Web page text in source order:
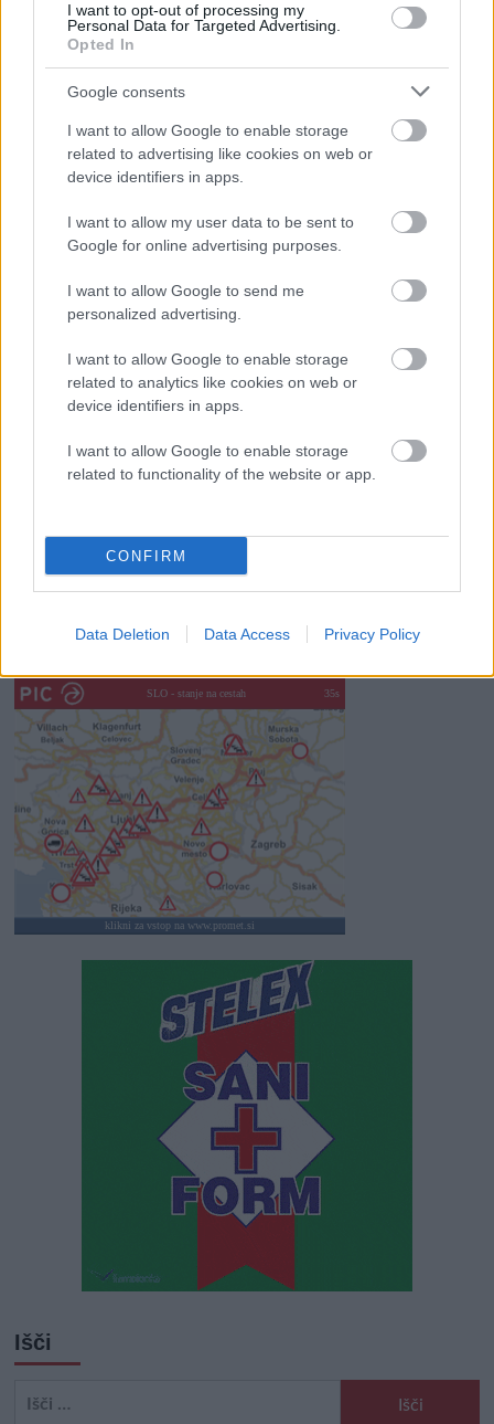
not limited to your visit or usage behaviour. You may click to
grant or deny consent to Google and its third-party tags to
use your data for below specified purposes in below Google
I want to opt-out of processing my
Personal Data for Targeted Advertising.
Opted In
Google consents
I want to allow Google to enable storage
related to advertising like cookies on web or
device identifiers in apps.
I want to allow my user data to be sent to
Google for online advertising purposes.
I want to allow Google to send me
personalized advertising.
I want to allow Google to enable storage
related to analytics like cookies on web or
device identifiers in apps.
I want to allow Google to enable storage
related to functionality of the website or app.
CONFIRM
Data Deletion Data Access Privacy Policy
Zadnje objave
Rogla bo gostila tradicionalni 34. praznik šoferjev in
Celično dihanje – ustvarjanje energije za regeneracijo
Najboljši vrtni stroji Castelgarden za urejanje trate
Kam na izlet v Posočju? Odkrij Most na Soči
delajo namesto vas
SLO - stanje na cestah 30s
klikni za vstop na www.promet.si
Išči